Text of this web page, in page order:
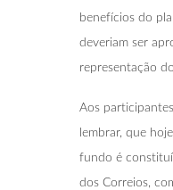
benefícios do
deveriam ser
representação
Aos
lembrar, que
fundo é
dos Correios,